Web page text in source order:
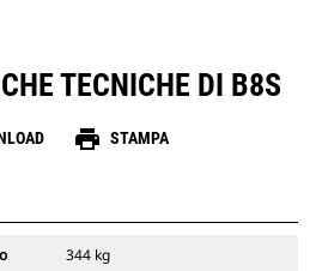
TECNICHE DI B8S
print STAMPA
344 kg